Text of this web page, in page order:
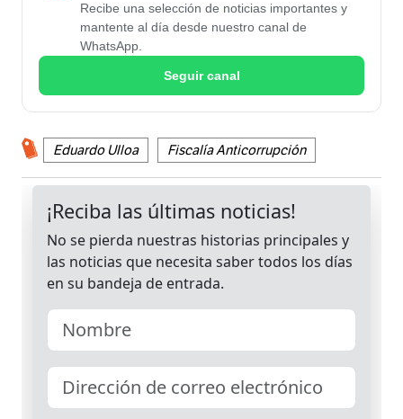
Recibe una selección de noticias importantes y
mantente al día desde nuestro canal de
WhatsApp.
Seguir canal
Eduardo Ulloa Fiscalía Anticorrupción